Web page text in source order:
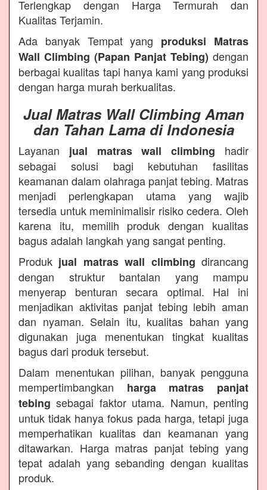
Terlengkap dengan Harga Termurah dan
Kualitas Terjamin.
Ada banyak Tempat yang produksi Matras
Wall Climbing (Papan Panjat Tebing) dengan
berbagai kualitas tapi hanya kami yang produksi
dengan harga murah berkualitas.
Jual Matras Wall Climbing Aman
dan Tahan Lama di Indonesia
Layanan jual matras wall climbing hadir
sebagai solusi bagi kebutuhan fasilitas
keamanan dalam olahraga panjat tebing. Matras
menjadi perlengkapan utama yang wajib
tersedia untuk meminimalisir risiko cedera. Oleh
karena itu, memilih produk dengan kualitas
bagus adalah langkah yang sangat penting.
Produk jual matras wall climbing dirancang
dengan struktur bantalan yang mampu
menyerap benturan secara optimal. Hal ini
menjadikan aktivitas panjat tebing lebih aman
dan nyaman. Selain itu, kualitas bahan yang
digunakan juga menentukan tingkat kualitas
bagus dari produk tersebut.
Dalam menentukan pilihan, banyak pengguna
mempertimbangkan harga matras panjat
tebing sebagai faktor utama. Namun, penting
untuk tidak hanya fokus pada harga, tetapi juga
memperhatikan kualitas dan keamanan yang
ditawarkan. Harga matras panjat tebing yang
tepat adalah yang sebanding dengan kualitas
produk.